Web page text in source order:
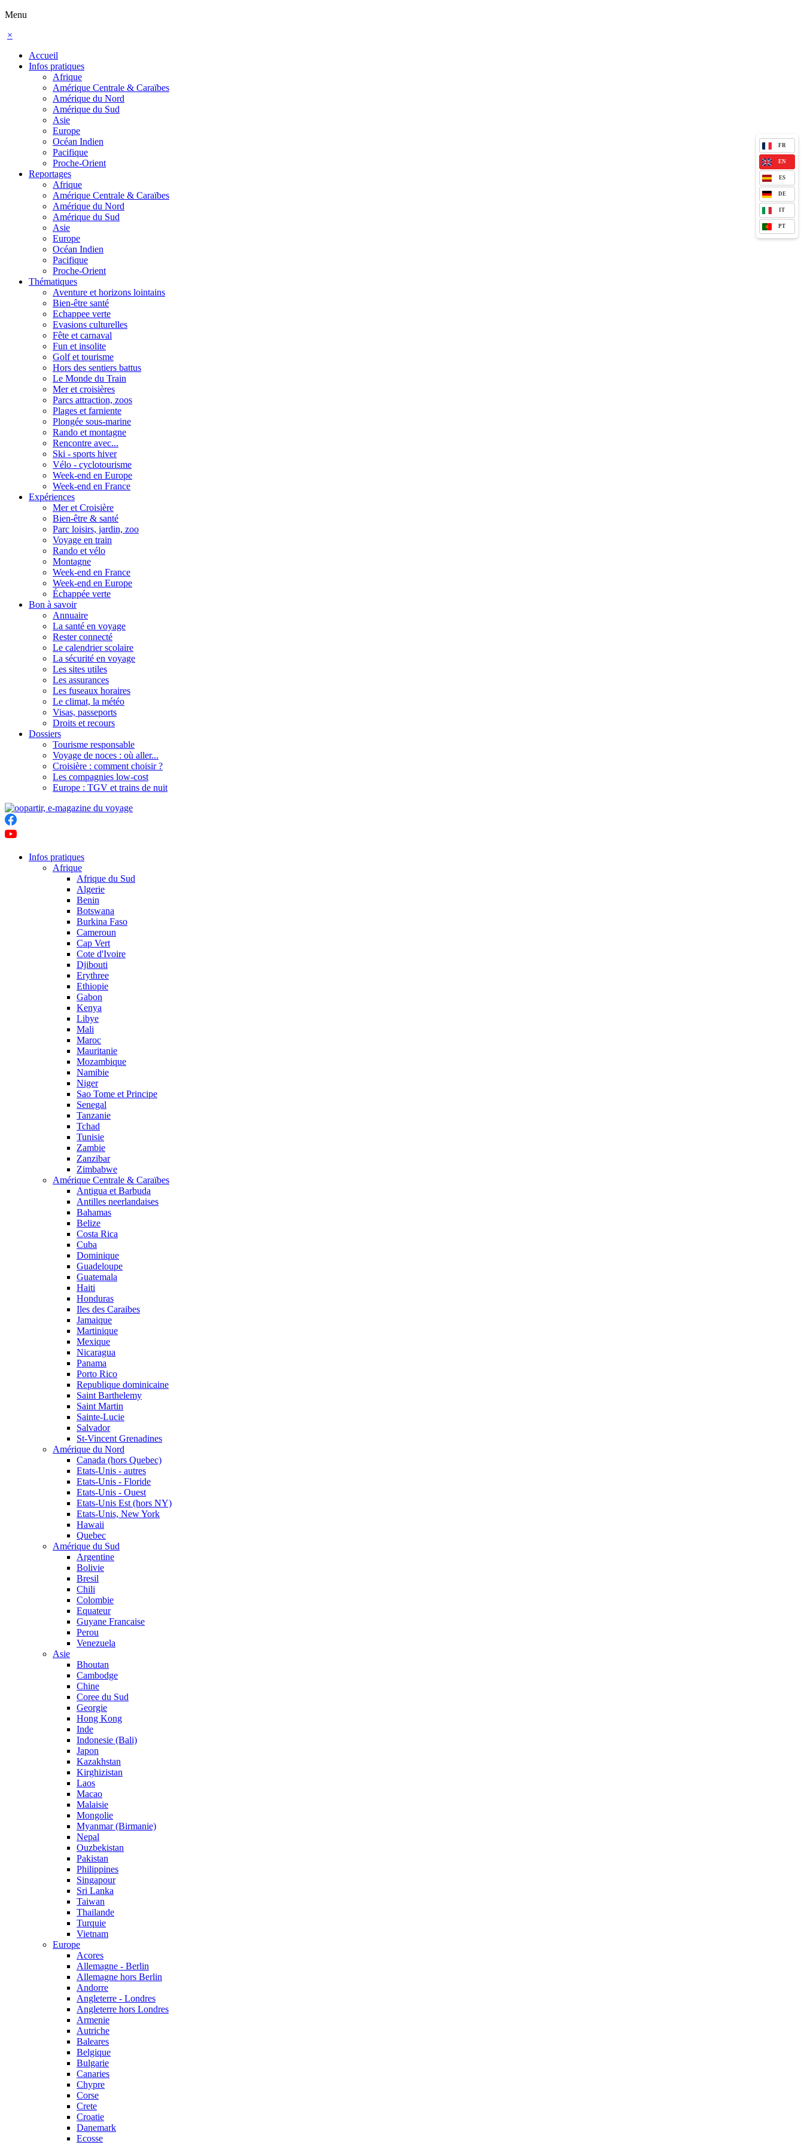
Menu
×
Accueil
Infos pratiques
Afrique
Amérique Centrale & Caraïbes
Amérique du Nord
Amérique du Sud
Asie
Europe
Océan Indien
Pacifique
Proche-Orient
Reportages
Afrique
Amérique Centrale & Caraïbes
Amérique du Nord
Amérique du Sud
Asie
Europe
Océan Indien
Pacifique
Proche-Orient
Thématiques
Aventure et horizons lointains
Bien-être santé
Echappee verte
Evasions culturelles
Fête et carnaval
Fun et insolite
Golf et tourisme
Hors des sentiers battus
Le Monde du Train
Mer et croisières
Parcs attraction, zoos
Plages et farniente
Plongée sous-marine
Rando et montagne
Rencontre avec...
Ski - sports hiver
Vélo - cyclotourisme
Week-end en Europe
Week-end en France
Expériences
Mer et Croisière
Bien-être & santé
Parc loisirs, jardin, zoo
Voyage en train
Rando et vélo
Montagne
Week-end en France
Week-end en Europe
Échappée verte
Bon à savoir
Annuaire
La santé en voyage
Rester connecté
Le calendrier scolaire
La sécurité en voyage
Les sites utiles
Les assurances
Les fuseaux horaires
Le climat, la météo
Visas, passeports
Droits et recours
Dossiers
Tourisme responsable
Voyage de noces : où aller...
Croisière : comment choisir ?
Les compagnies low-cost
Europe : TGV et trains de nuit
FR
EN
ES
DE
IT
PT
Infos pratiques
Afrique
Afrique du Sud
Algerie
Benin
Botswana
Burkina Faso
Cameroun
Cap Vert
Cote d'Ivoire
Djibouti
Erythree
Ethiopie
Gabon
Kenya
Libye
Mali
Maroc
Mauritanie
Mozambique
Namibie
Niger
Sao Tome et Principe
Senegal
Tanzanie
Tchad
Tunisie
Zambie
Zanzibar
Zimbabwe
Amérique Centrale & Caraïbes
Antigua et Barbuda
Antilles neerlandaises
Bahamas
Belize
Costa Rica
Cuba
Dominique
Guadeloupe
Guatemala
Haiti
Honduras
Iles des Caraibes
Jamaique
Martinique
Mexique
Nicaragua
Panama
Porto Rico
Republique dominicaine
Saint Barthelemy
Saint Martin
Sainte-Lucie
Salvador
St-Vincent Grenadines
Amérique du Nord
Canada (hors Quebec)
Etats-Unis - autres
Etats-Unis - Floride
Etats-Unis - Ouest
Etats-Unis Est (hors NY)
Etats-Unis, New York
Hawaii
Quebec
Amérique du Sud
Argentine
Bolivie
Bresil
Chili
Colombie
Equateur
Guyane Francaise
Perou
Venezuela
Asie
Bhoutan
Cambodge
Chine
Coree du Sud
Georgie
Hong Kong
Inde
Indonesie (Bali)
Japon
Kazakhstan
Kirghizistan
Laos
Macao
Malaisie
Mongolie
Myanmar (Birmanie)
Nepal
Ouzbekistan
Pakistan
Philippines
Singapour
Sri Lanka
Taiwan
Thailande
Turquie
Vietnam
Europe
Acores
Allemagne - Berlin
Allemagne hors Berlin
Andorre
Angleterre - Londres
Angleterre hors Londres
Armenie
Autriche
Baleares
Belgique
Bulgarie
Canaries
Chypre
Corse
Crete
Croatie
Danemark
Ecosse